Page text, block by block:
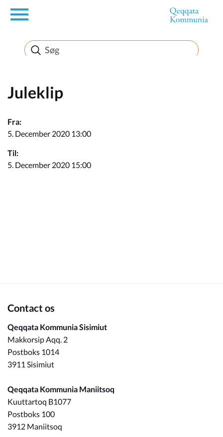
en
Borger
Erhverv
Politik
Turisme
Juleklip
Fra:
5. December 2020 13:00
Til:
5. December 2020 15:00
Contact os
Qeqqata Kommunia Sisimiut
Makkorsip Aqq. 2
Postboks 1014
3911 Sisimiut
Qeqqata Kommunia Maniitsoq
Kuuttartoq B1077
Postboks 100
3912 Maniitsoq